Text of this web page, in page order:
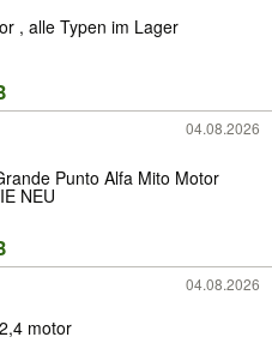
, alle Typen im Lager
04.08.2026
Punto Alfa Mito Motor
NEU
04.08.2026
motor